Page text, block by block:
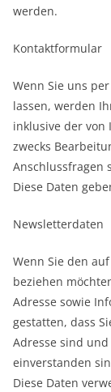
werden.
Kontaktformular
Wenn Sie uns
lassen, werden
inklusive der von
zwecks
Anschlussfragen
Diese Daten
Newsletterdaten
Wenn Sie den
beziehen
Adresse sowie
gestatten, dass
Adresse sind
einverstanden
Diese Daten